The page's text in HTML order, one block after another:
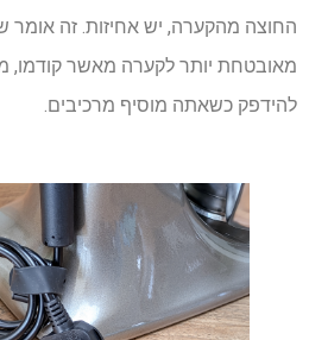
החוצה מהקערה, יש אחיזות. זה
מאובטחת יותר לקערה מאשר קודמו,
להידפק כשאתה מוסיף מרכיבים.